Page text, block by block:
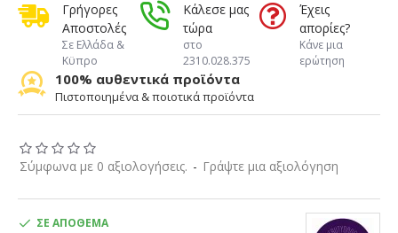
Γρήγορες
Αποστολές
Σε Ελλάδα &
Κϋπρο
Κάλεσε μας
τώρα
στο
2310.028.375
Έχεις
απορίες?
Κάνε μια
ερώτηση
100% αυθεντικά προϊόντα
Πιστοποιημένα & ποιοτικά προϊόντα
Σύμφωνα με 0 αξιολογήσεις. - Γράψτε μια αξιολόγηση
ΣΕ ΑΠΌΘΕΜΑ